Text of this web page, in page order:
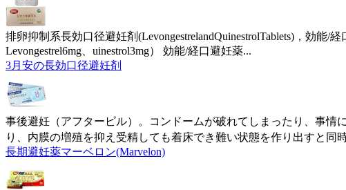
排卵抑制系長効口径避妊剤(LevongestrelandQuinestrolTablets)，効能
Levongestrel6mg、uinestrol3mg） 効能/経口避妊薬...
3月安の長効口径避妊剤
事後避妊（アフターピル）。コンドームが破れてしまったり、事情
り、内膜の増殖を抑え受精しても着床でき難い状態を作り出すと同
長期避妊薬マーベロン(Marvelon)